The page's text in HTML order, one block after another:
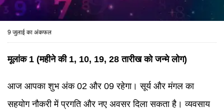
9 जुलाई का अंकफल
मूलांक 1 (महीने की 1, 10, 19, 28 तारीख को जन्मे लोग)
आज आपका शुभ अंक 02 और 09 रहेगा। सूर्य और मंगल का
सहयोग नौकरी में प्रगति और नए अवसर दिला सकता है। व्यवसाय